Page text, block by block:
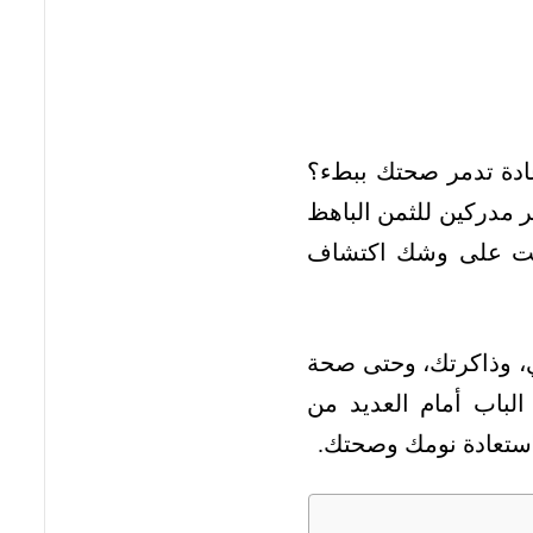
تدمر صحتك ببطء؟
مدركين للثمن الباهظ
على وشك اكتشاف
وذاكرتك، وحتى صحة
أمام العديد من
نومك وصحتك.